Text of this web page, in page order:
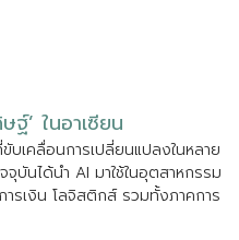
ษฐ’ ในอาเซยน
ขบเคลอนการเปลยนแปลงในหลาย
จจบนไดน AI มาใชในอตสาหกรรม
การเงน โลจสตกส รวมทงภาคการ